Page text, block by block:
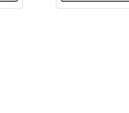
8,590.00рсд.